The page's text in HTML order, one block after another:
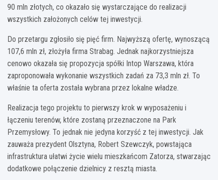
90 mln złotych, co okazało się wystarczające do realizacji
wszystkich założonych celów tej inwestycji.
Do przetargu zgłosiło się pięć firm. Najwyższą ofertę, wynoszącą
107,6 mln zł, złożyła firma Strabag. Jednak najkorzystniejsza
cenowo okazała się propozycja spółki Intop Warszawa, która
zaproponowała wykonanie wszystkich zadań za 73,3 mln zł. To
właśnie ta oferta została wybrana przez lokalne władze.
Realizacja tego projektu to pierwszy krok w wyposażeniu i
łączeniu terenów, które zostaną przeznaczone na Park
Przemysłowy. To jednak nie jedyna korzyść z tej inwestycji. Jak
zauważa prezydent Olsztyna, Robert Szewczyk, powstająca
infrastruktura ułatwi życie wielu mieszkańcom Zatorza, stwarzając
dodatkowe połączenie dzielnicy z resztą miasta.